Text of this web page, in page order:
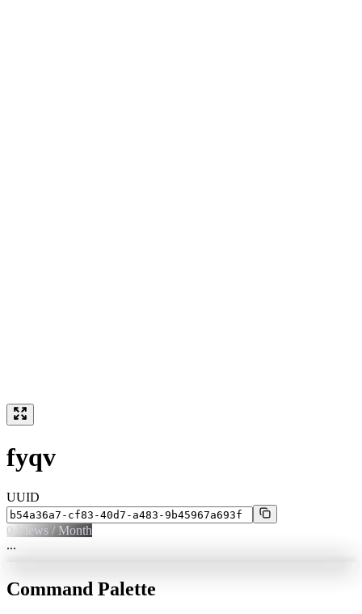
fyqv
UUID
0 Views / Month
...
Command Palette